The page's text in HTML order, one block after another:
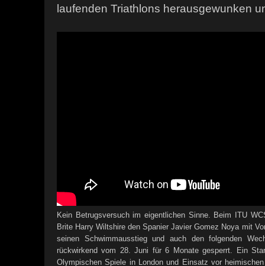
laufenden Triathlons herausgewunken
Kein Betrugsversuch im eigentlichen Sinne. Beim ITU
Brite Harry Wiltshire den Spanier Javier Gomez Noya mit
seinen Schwimmausstieg und auch den folgenden
rückwirkend vom 28. Juni für 6 Monate gesperrt. Ein
Olympischen Spiele in London und Einsatz vor